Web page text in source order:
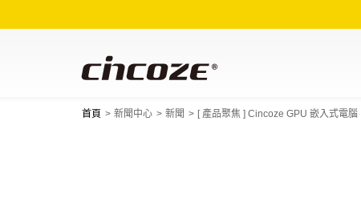
首頁 新聞中心 新聞 [ 產品聚焦 ] Cincoze GPU 嵌入式電腦